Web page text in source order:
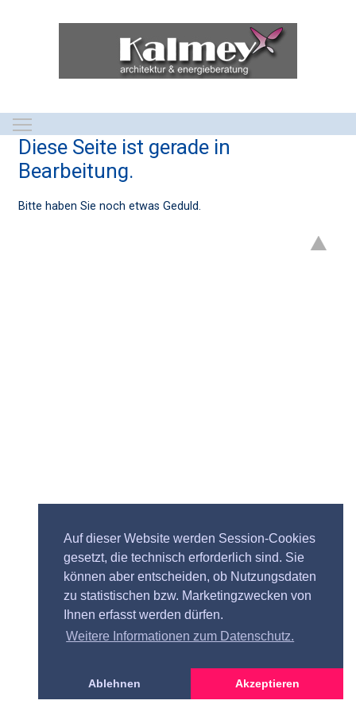
Auf dieser Website werden Session-Cookies
gesetzt, die technisch erforderlich sind. Sie
können aber entscheiden, ob Nutzungsdaten
zu statistischen bzw. Marketingzwecken von
Ihnen erfasst werden dürfen.
Weitere Informationen zum Datenschutz.
Ablehnen Akzeptieren
Diese Seite ist gerade in
Bearbeitung.
Bitte haben Sie noch etwas Geduld.